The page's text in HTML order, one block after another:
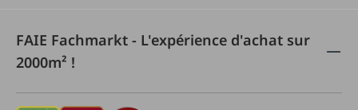
FAIE Fachmarkt - L'expérience d'achat sur
2000m² !